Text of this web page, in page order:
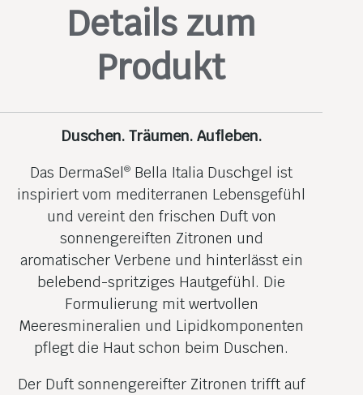
Details zum
Produkt
Duschen. Träumen. Aufleben.
Das DermaSel® Bella Italia Duschgel ist
inspiriert vom mediterranen Lebensgefühl
und vereint den frischen Duft von
sonnengereiften Zitronen und
aromatischer Verbene und hinterlässt ein
belebend-spritziges Hautgefühl. Die
Formulierung mit wertvollen
Meeresmineralien und Lipidkomponenten
pflegt die Haut schon beim Duschen.
Der Duft sonnengereifter Zitronen trifft auf